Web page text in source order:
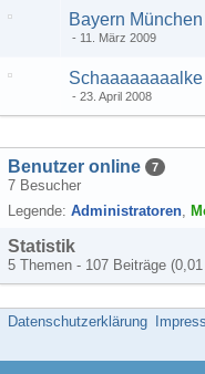
Bayern
11. März 2009
Schaaaaaaaalke
23. April 2008
Benutzer online 7
7 Besucher
Legende: Administratoren
Statistik
5 Themen - 107 Beiträge
Datenschutzerklärung